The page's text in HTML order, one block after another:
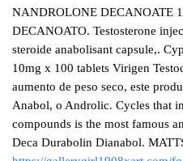
NANDROLONE DECANOATE
DECANOATO. Testosterone
steroide anabolisant capsule,.
10mg x 100 tablets Virigen
aumento de peso seco, este
Anabol, o Androlic. Cycles that
compounds is the most famous
Deca Durabolin Dianabol.